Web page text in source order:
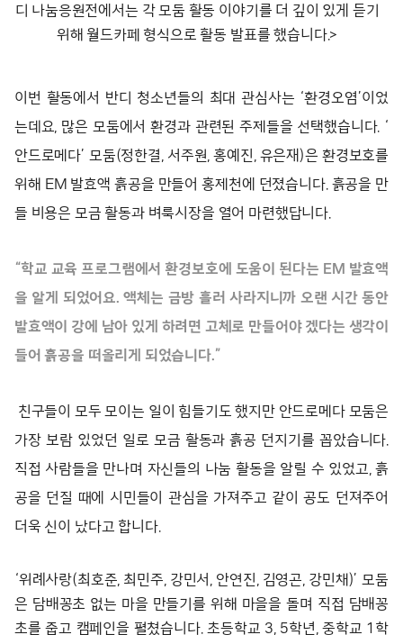
디 나눔응원전에서는 각 모둠 활동 이야기를 더 깊이 있게 듣기
위해 월드카페 형식으로 활동 발표를 했습니다.>
이번 활동에서 반디 청소년들의 최대 관심사는 ‘환경오염’이었
는데요, 많은 모둠에서 환경과 관련된 주제들을 선택했습니다. ‘
안드로메다’ 모둠(정한결, 서주원, 홍예진, 유은재)은 환경보호를
위해 EM 발효액 흙공을 만들어 홍제천에 던졌습니다. 흙공을 만
들 비용은 모금 활동과 벼룩시장을 열어 마련했답니다.
“학교 교육 프로그램에서 환경보호에 도움이 된다는 EM 발효액
을 알게 되었어요. 액체는 금방 흘러 사라지니까 오랜 시간 동안
발효액이 강에 남아 있게 하려면 고체로 만들어야 겠다는 생각이
들어 흙공을 떠올리게 되었습니다.”
친구들이 모두 모이는 일이 힘들기도 했지만 안드로메다 모둠은
가장 보람 있었던 일로 모금 활동과 흙공 던지기를 꼽았습니다.
직접 사람들을 만나며 자신들의 나눔 활동을 알릴 수 있었고, 흙
공을 던질 때에 시민들이 관심을 가져주고 같이 공도 던져주어
더욱 신이 났다고 합니다.
‘위례사랑(최호준, 최민주, 강민서, 안연진, 김영곤, 강민채)’ 모둠
은 담배꽁초 없는 마을 만들기를 위해 마을을 돌며 직접 담배꽁
초를 줍고 캠페인을 펼쳤습니다. 초등학교 3, 5학년, 중학교 1학